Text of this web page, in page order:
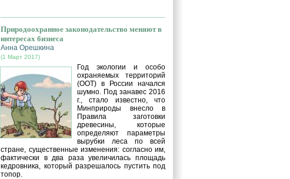
Природоохранное законодательство меняют в
интересах бизнеса
Анна Орешкина
(1 Март 2017)
Год экологии и особо
охраняемых территорий
(ООТ) в России начался
шумно. Под занавес 2016
г., стало известно, что
Минприроды внесло в
Правила заготовки
древесины, которые
определяют параметры
вырубки леса по всей
стране, существенные изменения: согласно им,
фактически в два раза увеличилась площадь
кедровника, который разрешалось пустить под
топор.